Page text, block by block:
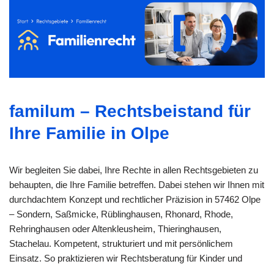
familum – Rechtsbeistand für
Ihre Familie in Olpe
Wir begleiten Sie dabei, Ihre Rechte in allen Rechtsgebieten zu
behaupten, die Ihre Familie betreffen. Dabei stehen wir Ihnen mit
durchdachtem Konzept und rechtlicher Präzision in 57462 Olpe
– Sondern, Saßmicke, Rüblinghausen, Rhonard, Rhode,
Rehringhausen oder Altenkleusheim, Thieringhausen,
Stachelau. Kompetent, strukturiert und mit persönlichem
Einsatz. So praktizieren wir Rechtsberatung für Kinder und